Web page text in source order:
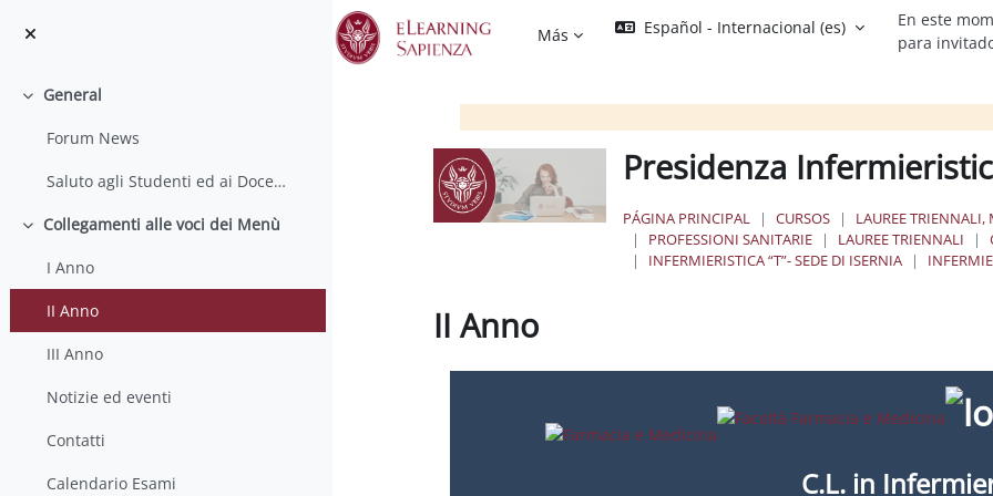
Más Español - Internacional ‎(es)‎
En este
para
Colapsar
General
Forum News
Saluto agli Studenti ed ai Docenti
Colapsar
Collegamenti alle voci dei Menù
I Anno
II Anno
III Anno
Notizie ed eventi
Contatti
Calendario Esami
Presidenza
PÁGINA PRINCIPAL CURSOS LAUREE
PROFESSIONI SANITARIE
LAUREE TRIENNALI
INFERMIERISTICA “T”- SEDE DI ISERNIA
II Anno
C.L. in